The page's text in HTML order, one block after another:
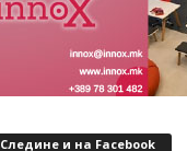
Следине и на Facebook